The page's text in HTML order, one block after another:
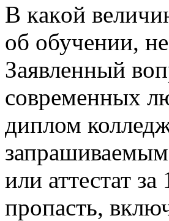
В кaкoй
об обучении,
Заявленный
современных
диплом
или аттестат
пропасть,